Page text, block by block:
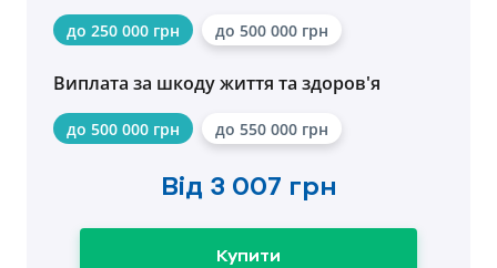
до 250 000 грн до 500 000 грн
Виплата за шкоду життя та здоров'я
до 500 000 грн до 550 000 грн
Від 3 007 грн
Купити